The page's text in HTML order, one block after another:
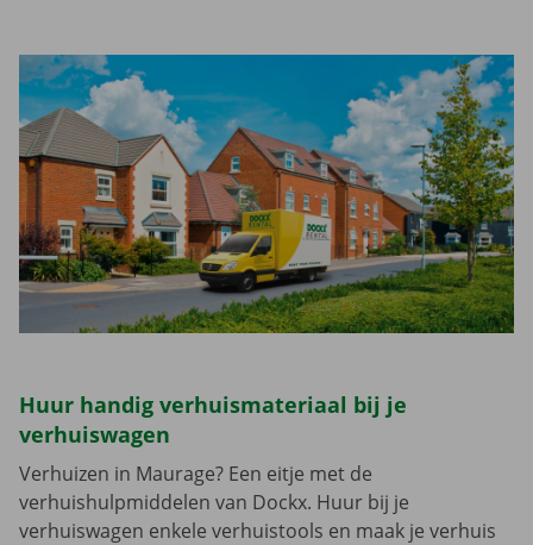
Huur handig verhuismateriaal bij je
verhuiswagen
Verhuizen in Maurage? Een eitje met de
verhuishulpmiddelen van Dockx. Huur bij je
verhuiswagen enkele verhuistools en maak je verhuis